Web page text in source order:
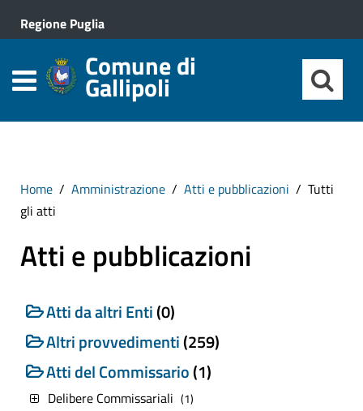
Regione Puglia
Comune di
Gallipoli
Home Amministrazione Atti e pubblicazioni
Tutti
gli atti
Atti e pubblicazioni
Atti da altri Enti(0)
Altri provvedimenti(259)
Atti del Commissario(1)
Delibere Commissariali (1)